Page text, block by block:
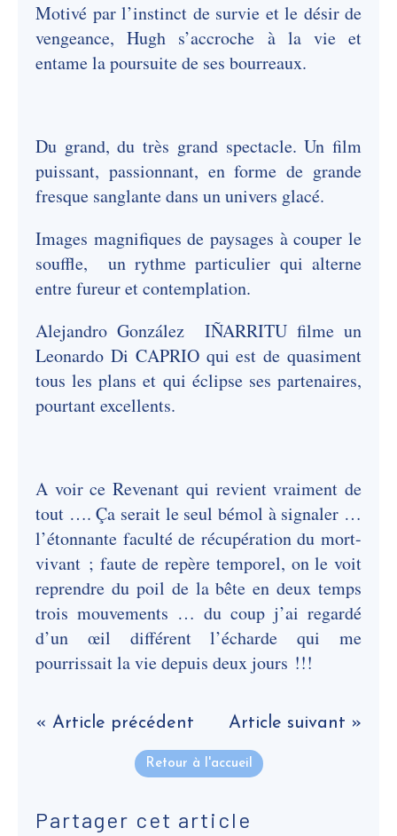
Motivé par l’instinct de survie et le désir de
vengeance, Hugh s’accroche à la vie et
entame la poursuite de ses bourreaux.
Du grand, du très grand spectacle. Un film
puissant, passionnant, en forme de grande
fresque sanglante dans un univers glacé.
Images magnifiques de paysages à couper le
souffle, un rythme particulier qui alterne
entre fureur et contemplation.
Alejan­dro Gonzá­lez IÑARRITU filme un
Leonardo Di CAPRIO qui est de quasiment
tous les plans et qui éclipse ses partenaires,
pourtant excellents.
A voir ce Revenant qui revient vraiment de
tout …. Ça serait le seul bémol à signaler …
l’étonnante faculté de récupération du mort-
vivant ; faute de repère temporel, on le voit
reprendre du poil de la bête en deux temps
trois mouvements … du coup j’ai regardé
d’un œil différent l’écharde qui me
pourrissait la vie depuis deux jours !!!
« Article précédent Article suivant »
Retour à l'accueil
Partager cet article